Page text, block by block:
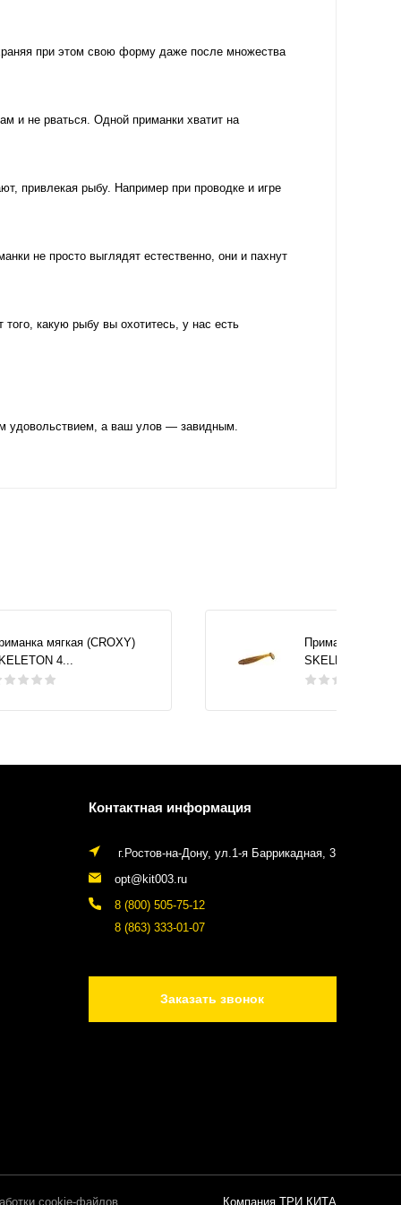
при этом свою форму даже после множества
и не рваться. Одной приманки хватит на
привлекая рыбу. Например при проводке и игре
не просто выглядят естественно, они и пахнут
какую рыбу вы охотитесь, у нас есть
удовольствием, а ваш улов — завидным.
мягкая (CROXY)
4...
Приманка мягкая
SKELETON 4...
Контактная информация
г.Ростов-на-Дону, ул.1-я Баррикадная, 3
opt@kit003.ru
8 (800) 505-75-12
8 (863) 333-01-07
Заказать звонок